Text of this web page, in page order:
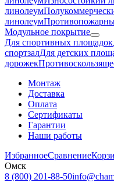
линолеум
линолеум
Модульное покрытие
Для спортивных площадок
спортзалДля детских
дорожек
Монтаж
Доставка
Оплата
Сертификаты
Гарантии
Наши работы
ИзбранноеСравнение
Омск
8 (800) 201-88-50